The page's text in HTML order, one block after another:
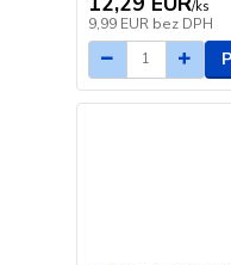
/ks
9,99 EUR bez DPH